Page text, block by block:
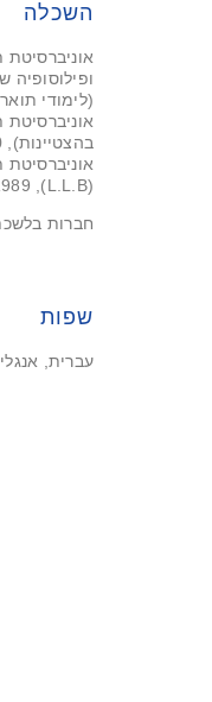
השכלה
אוניברסיטת
ופילוסופיה
(לימודי
בהצטיינות), 2020
(L.L.B), 1989
חברות בלשכת
שפות
עברית,